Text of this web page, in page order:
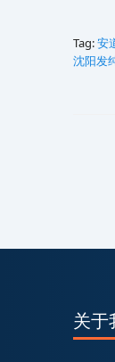
Tag:安
沈阳发
关于